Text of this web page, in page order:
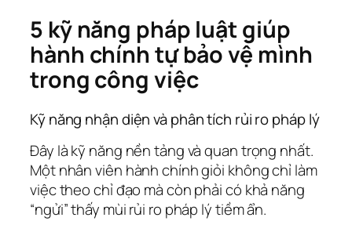
5 kỹ năng pháp luật giúp
hành chính tự bảo vệ mình
trong công việc
Kỹ năng nhận diện và phân tích rủi ro pháp lý
Đây là kỹ năng nền tảng và quan trọng nhất.
Một nhân viên hành chính giỏi không chỉ làm
việc theo chỉ đạo mà còn phải có khả năng
“ngửi” thấy mùi rủi ro pháp lý tiềm ẩn.